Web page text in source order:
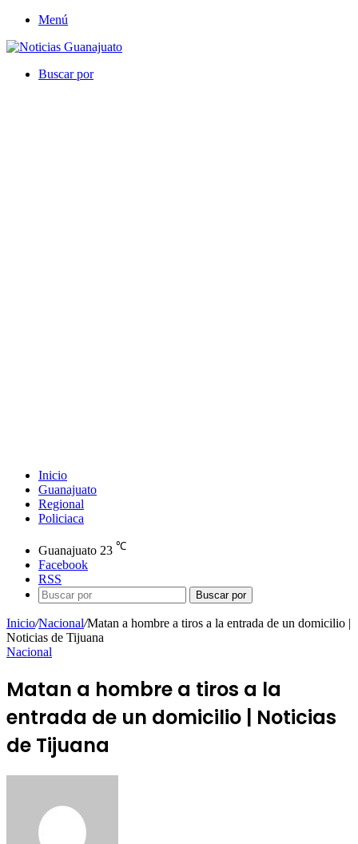
Menú
Buscar por
Inicio
Guanajuato
Regional
Policiaca
Guanajuato 23 ℃
Facebook
RSS
Buscar por
Inicio/Nacional/Matan a hombre a tiros a la entrada de un domicilio |
Noticias de Tijuana
Nacional
Matan a hombre a tiros a la
entrada de un domicilio | Noticias
de Tijuana